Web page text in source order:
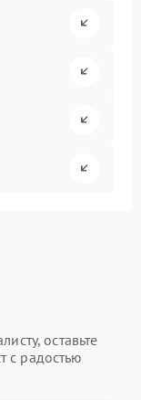
оставьте
с радостью